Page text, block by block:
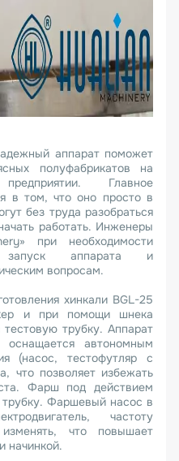
аппарат поможет
полуфабрикатов на
Главное
в том, что оно просто в
без труда разобраться
работать. Инженеры
при необходимости
запуск аппарата и
вопросам.
хинкали BGL-25
и при помощи шнека
трубку. Аппарат
оснащается автономным
(насос, тестофутляр с
что позволяет избежать
Фарш под действием
трубку. Фаршевый насос в
частоту
что повышает
начинкой.